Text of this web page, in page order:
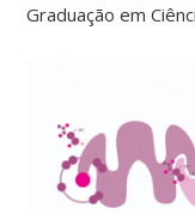
Graduação em